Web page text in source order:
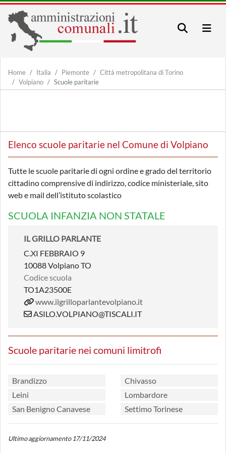
Home Italia Piemonte
Città metropolitana di Torino
Volpiano
Scuole paritarie
Elenco scuole paritarie nel Comune di Volpiano
Tutte le scuole paritarie di ogni ordine e grado del territorio
cittadino comprensive di indirizzo, codice ministeriale, sito
web e mail dell’istituto scolastico
SCUOLA INFANZIA NON STATALE
IL GRILLO PARLANTE
C.XI FEBBRAIO 9
10088 Volpiano TO
Codice scuola
TO1A23500E
www.ilgrilloparlantevolpiano.it
ASILO.VOLPIANO@TISCALI.IT
Scuole paritarie nei comuni limitrofi
Brandizzo
Chivasso
Leini
Lombardore
San Benigno Canavese
Settimo Torinese
Ultimo aggiornamento 17/11/2024